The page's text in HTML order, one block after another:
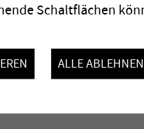
Schaltflächen
ALLE ABLEHNEN